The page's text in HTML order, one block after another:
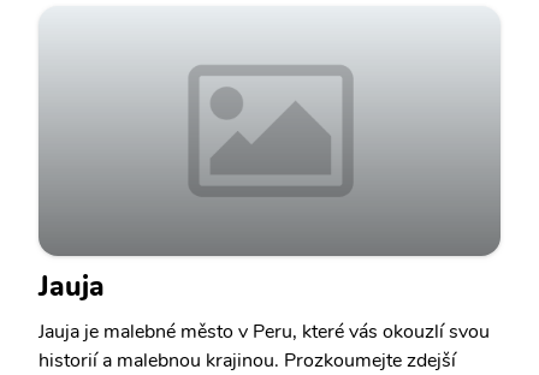
Jauja
Jauja je malebné město v Peru, které vás okouzlí svou
historií a malebnou krajinou. Prozkoumejte zdejší